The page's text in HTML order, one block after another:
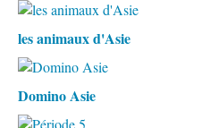
les animaux d'Asie
Domino Asie